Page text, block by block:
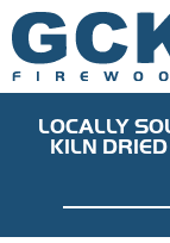
LOCALLY
KILN DRIED